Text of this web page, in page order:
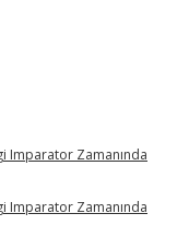
Imparator Zamanında
Imparator Zamanında